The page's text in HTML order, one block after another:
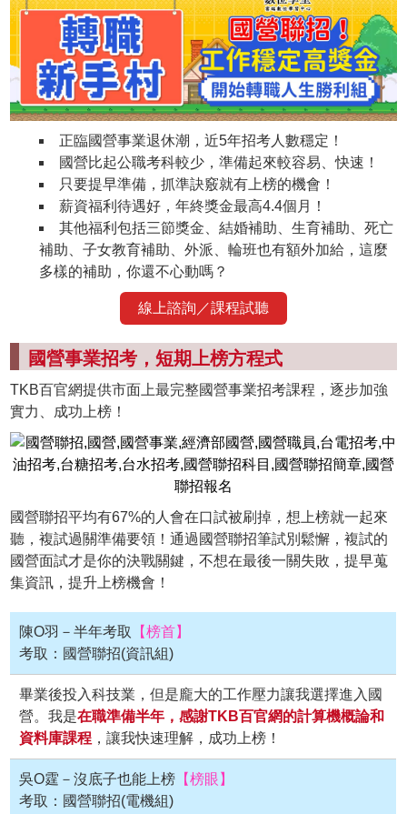
正臨國營事業退休潮，近5年招考人數穩定！
國營比起公職考科較少，準備起來較容易、快速！
只要提早準備，抓準訣竅就有上榜的機會！
薪資福利待遇好，年終獎金最高4.4個月！
其他福利包括三節獎金、結婚補助、生育補助、死亡
補助、子女教育補助、外派、輪班也有額外加給，這麼
多樣的補助，你還不心動嗎？
線上諮詢／課程試聽
國營事業招考，短期上榜方程式
TKB百官網提供市面上最完整國營事業招考課程，逐步加強
實力、成功上榜！
國營聯招平均有67%的人會在口試被刷掉，想上榜就一起來
聽，複試過關準備要領！通過國營聯招筆試別鬆懈，複試的
國營面試才是你的決戰關鍵，不想在最後一關失敗，提早蒐
集資訊，提升上榜機會！
陳O羽－半年考取
【榜首】
考取：國營聯招(資訊組)
畢業後投入科技業，但是龐大的工作壓力讓我選擇進入國
營。我是在職準備半年，感謝TKB百官網的計算機概論和
資料庫課程 ，讓我快速理解，成功上榜！
吳O霆－沒底子也能上榜 【榜眼】
考取：國營聯招(電機組)